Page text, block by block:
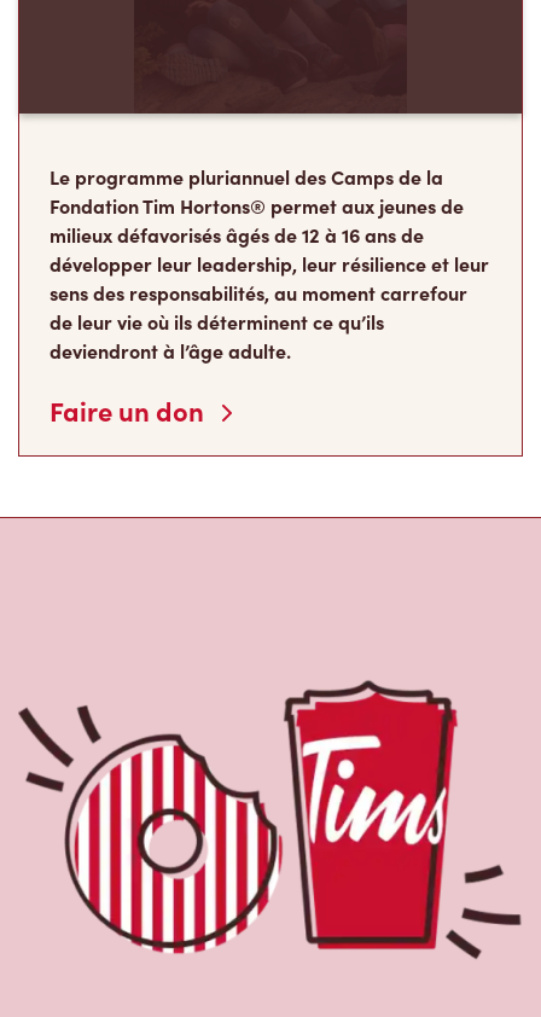
Le programme pluriannuel des Camps de la
Fondation Tim Hortons® permet aux jeunes de
milieux défavorisés âgés de 12 à 16 ans de
développer leur leadership, leur résilience et leur
sens des responsabilités, au moment carrefour
de leur vie où ils déterminent ce qu’ils
deviendront à l’âge adulte.
Faire un don